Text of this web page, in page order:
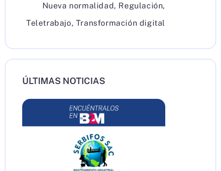
Nueva normalidad, Regulación,
Teletrabajo, Transformación digital
ÚLTIMAS NOTICIAS